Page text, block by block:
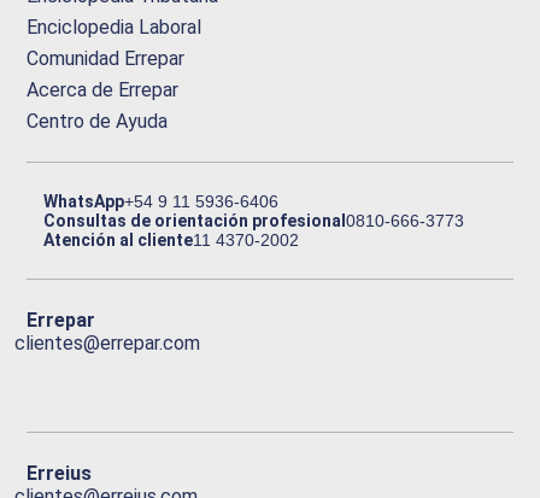
Enciclopedia Laboral
Comunidad Errepar
Acerca de Errepar
Centro de Ayuda
WhatsApp+54 9 11 5936-6406
Consultas de orientación profesional0810-666-3773
Atención al cliente11 4370-2002
Errepar
clientes@errepar.com
Erreius